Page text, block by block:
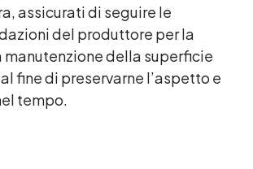
assicurati di seguire le
del produttore per la
manutenzione della superficie
fine di preservarne l’aspetto e
tempo.